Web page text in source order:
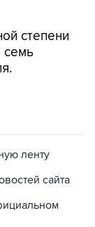
степени
семь
ленту
сайта